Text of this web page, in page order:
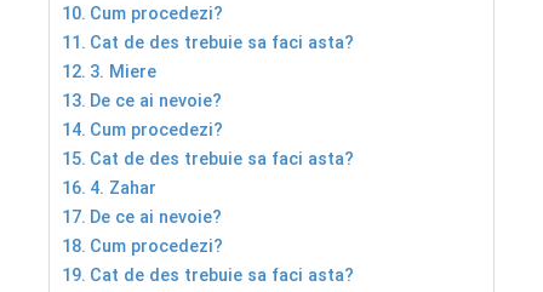
Cum procedezi?
Cat de des trebuie sa faci asta?
3. Miere
De ce ai nevoie?
Cum procedezi?
Cat de des trebuie sa faci asta?
4. Zahar
De ce ai nevoie?
Cum procedezi?
Cat de des trebuie sa faci asta?